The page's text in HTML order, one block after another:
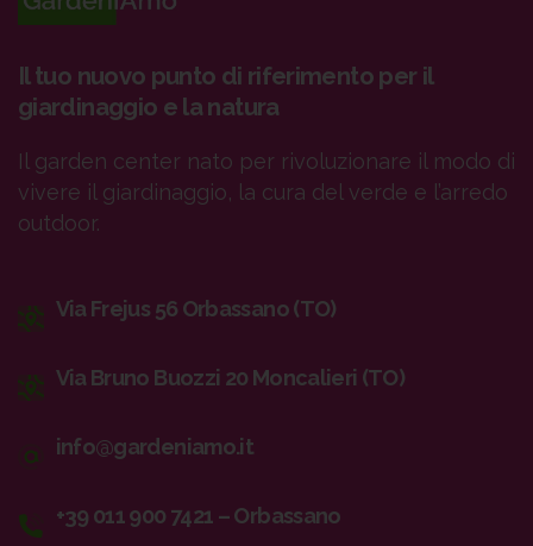
Il tuo nuovo punto di riferimento per il
giardinaggio e la natura
Il garden center nato per rivoluzionare il modo di
vivere il giardinaggio, la cura del verde e l’arredo
outdoor.
Via Frejus 56 Orbassano (TO)
Via Bruno Buozzi 20 Moncalieri (TO)
info@gardeniamo.it
+39 011 900 7421 – Orbassano